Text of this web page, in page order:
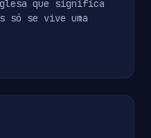
que significa
só se vive uma